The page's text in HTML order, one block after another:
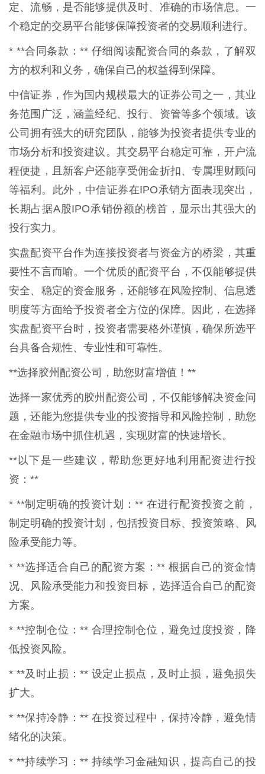
定、流畅，是否能够提供及时、准确的市场信息。一
个稳定的交易平台能够保障投资者的交易顺利进行。
* **合同条款：** 仔细阅读配资合同的条款，了解双
方的权利和义务，确保自己的权益得到保障。
中信证券，作为国内规模最大的证券公司之一，其业
务范围广泛，涵盖经纪、投行、资管等多个领域。该
公司拥有强大的研究团队，能够为投资者提供专业的
市场分析和投资建议。其交易平台稳定可靠，开户流
程便捷，且新客户还能享受佣金折扣、专属理财顾问
等福利。此外，中信证券在IPO承销方面表现突出，
长期占据A股IPO承销份额的榜首，显示出其强大的
投行实力。
实盘配资平台作为连接投资者与资金方的桥梁，其重
要性不言而喻。一个优质的配资平台，不仅能够提供
安全、稳定的资金服务，还能够在风险控制、信息透
明度等方面给予投资者全方位的保障。因此，在选择
实盘配资平台时，投资者需要格外谨慎，确保所选平
台具备合规性、专业性和可靠性。
**选择胶州配资公司，助您财富增值！**
选择一家优秀的胶州配资公司，不仅能够解决资金问
题，还能为您提供专业的投资指导和风险控制，助您
在金融市场中抓住机遇，实现财富的快速增长。
**以下是一些建议，帮助您更好地利用配资进行投
资：**
* **制定明确的投资计划：** 在进行配资投资之前，
制定明确的投资计划，包括投资目标、投资策略、风
险承受能力等。
* **选择适合自己的配资方案：** 根据自己的资金情
况、风险承受能力和投资目标，选择适合自己的配资
方案。
* **控制仓位：** 合理控制仓位，避免过度投资，降
低投资风险。
* **及时止损：** 设定止损点，及时止损，避免损失
扩大。
* **保持冷静：** 在投资过程中，保持冷静，避免情
绪化的决策。
* **持续学习：** 持续学习金融知识，提高自己的投